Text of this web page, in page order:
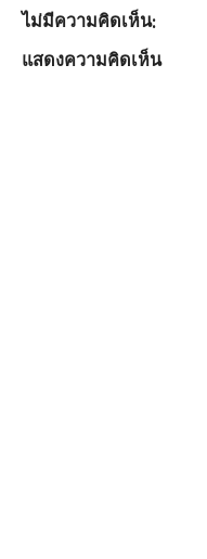
ไม่มีความคิดเห็น:
แสดงความคิดเห็น